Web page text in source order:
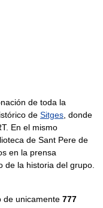
de toda la
de Sitges , donde
En el mismo
de Sant Pere de
en la prensa
de la historia del grupo.
de unicamente 777